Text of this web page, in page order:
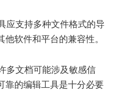
应支持多种文件格式的导
软件和平台的兼容性。
多文档可能涉及敏感信
靠的编辑工具是十分必要